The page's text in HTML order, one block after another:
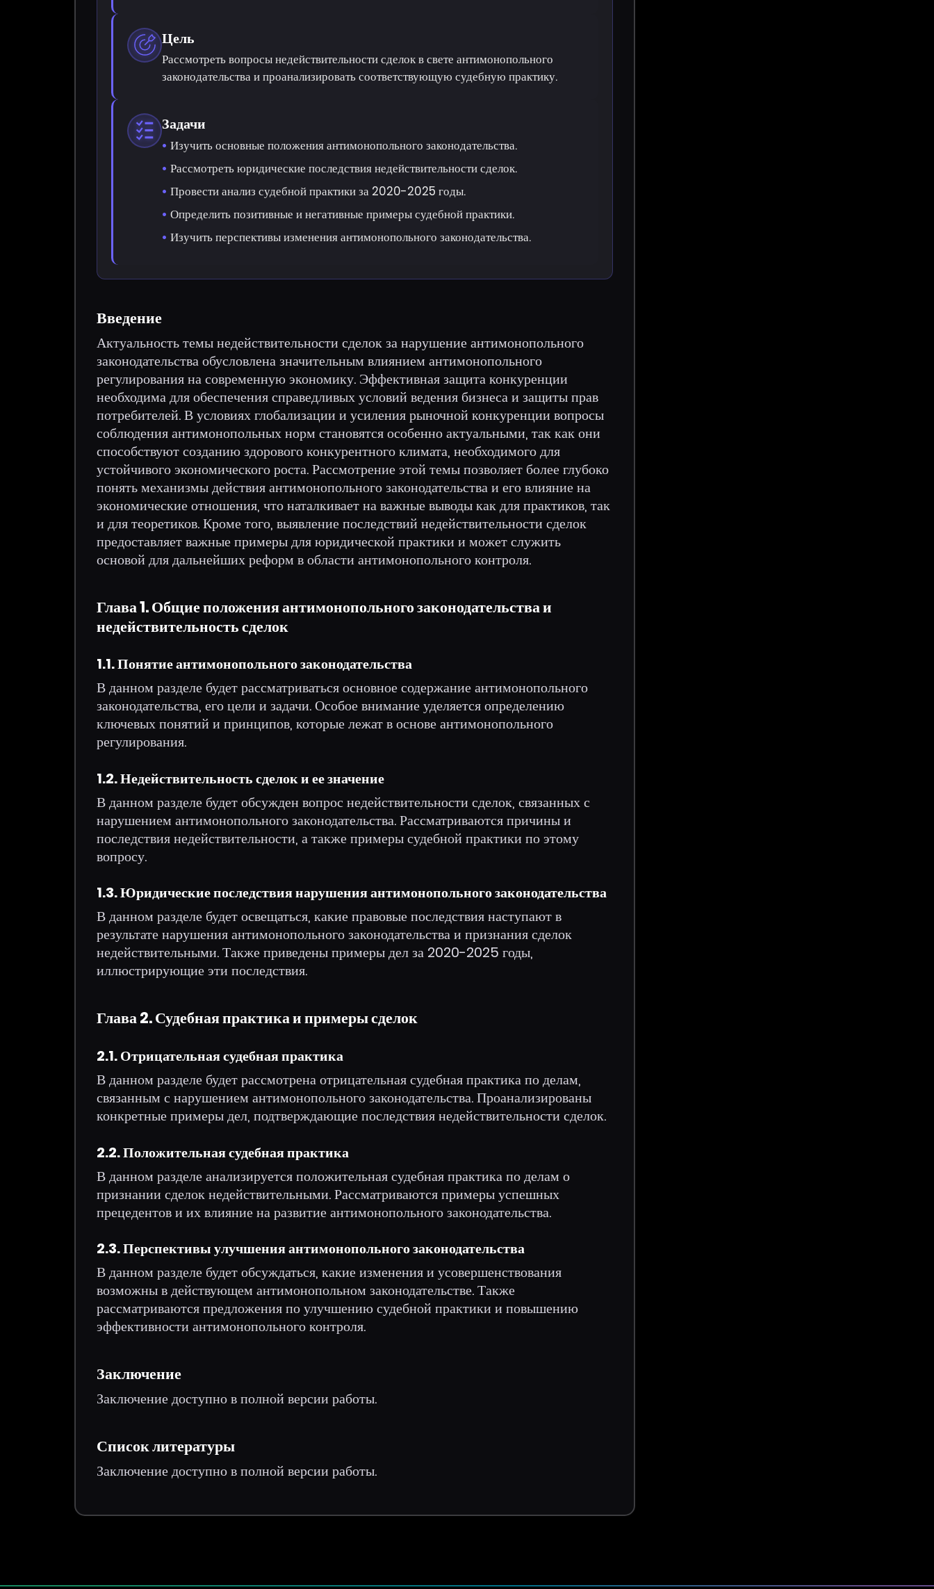
Цель
Рассмотреть вопросы недействительности сделок в свете антимонопольного
законодательства и проанализировать соответствующую судебную практику.
Задачи
Изучить основные положения антимонопольного законодательства.
Рассмотреть юридические последствия недействительности сделок.
Провести анализ судебной практики за 2020-2025 годы.
Определить позитивные и негативные примеры судебной практики.
Изучить перспективы изменения антимонопольного законодательства.
Введение
Актуальность темы недействительности сделок за нарушение антимонопольного
законодательства обусловлена значительным влиянием антимонопольного
регулирования на современную экономику. Эффективная защита конкуренции
необходима для обеспечения справедливых условий ведения бизнеса и защиты прав
потребителей. В условиях глобализации и усиления рыночной конкуренции вопросы
соблюдения антимонопольных норм становятся особенно актуальными, так как они
способствуют созданию здорового конкурентного климата, необходимого для
устойчивого экономического роста. Рассмотрение этой темы позволяет более глубоко
понять механизмы действия антимонопольного законодательства и его влияние на
экономические отношения, что наталкивает на важные выводы как для практиков, так
и для теоретиков. Кроме того, выявление последствий недействительности сделок
предоставляет важные примеры для юридической практики и может служить
основой для дальнейших реформ в области антимонопольного контроля.
Глава 1. Общие положения антимонопольного законодательства и
недействительность сделок
1.1. Понятие антимонопольного законодательства
В данном разделе будет рассматриваться основное содержание антимонопольного
законодательства, его цели и задачи. Особое внимание уделяется определению
ключевых понятий и принципов, которые лежат в основе антимонопольного
регулирования.
1.2. Недействительность сделок и ее значение
В данном разделе будет обсужден вопрос недействительности сделок, связанных с
нарушением антимонопольного законодательства. Рассматриваются причины и
последствия недействительности, а также примеры судебной практики по этому
вопросу.
1.3. Юридические последствия нарушения антимонопольного законодательства
В данном разделе будет освещаться, какие правовые последствия наступают в
результате нарушения антимонопольного законодательства и признания сделок
недействительными. Также приведены примеры дел за 2020-2025 годы,
иллюстрирующие эти последствия.
Глава 2. Судебная практика и примеры сделок
2.1. Отрицательная судебная практика
В данном разделе будет рассмотрена отрицательная судебная практика по делам,
связанным с нарушением антимонопольного законодательства. Проанализированы
конкретные примеры дел, подтверждающие последствия недействительности сделок.
2.2. Положительная судебная практика
В данном разделе анализируется положительная судебная практика по делам о
признании сделок недействительными. Рассматриваются примеры успешных
прецедентов и их влияние на развитие антимонопольного законодательства.
2.3. Перспективы улучшения антимонопольного законодательства
В данном разделе будет обсуждаться, какие изменения и усовершенствования
возможны в действующем антимонопольном законодательстве. Также
рассматриваются предложения по улучшению судебной практики и повышению
эффективности антимонопольного контроля.
Заключение
Заключение доступно в полной версии работы.
Список литературы
Заключение доступно в полной версии работы.